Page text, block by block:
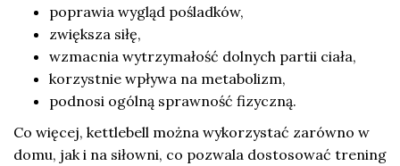
poprawia wygląd pośladków,
zwiększa siłę,
wzmacnia wytrzymałość dolnych partii ciała,
korzystnie wpływa na metabolizm,
podnosi ogólną sprawność fizyczną.
Co więcej, kettlebell można wykorzystać zarówno w
domu, jak i na siłowni, co pozwala dostosować trening